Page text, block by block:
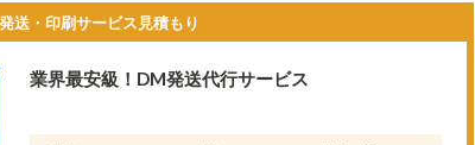
送・印刷サービス見積もり
業界最安級！DM発送代行サービス